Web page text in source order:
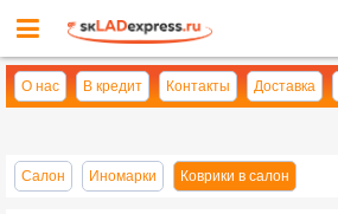
О нас В кредит Контакты Доставка
Салон Иномарки Коврики в салон